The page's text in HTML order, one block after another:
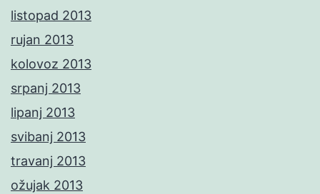
listopad 2013
rujan 2013
kolovoz 2013
srpanj 2013
lipanj 2013
svibanj 2013
travanj 2013
ožujak 2013